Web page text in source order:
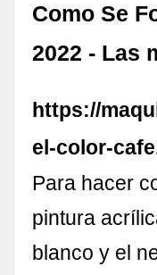
Como Se
2022 - Las
https://
el-color-
Para hacer
pintura
blanco y el